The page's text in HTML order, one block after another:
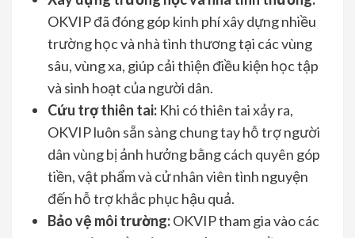
OKVIP đã đóng góp kinh phí xây dựng nhiều
trường học và nhà tình thương tại các vùng
sâu, vùng xa, giúp cải thiện điều kiện học tập
và sinh hoạt của người dân.
Cứu trợ thiên tai: Khi có thiên tai xảy ra,
OKVIP luôn sẵn sàng chung tay hỗ trợ người
dân vùng bị ảnh hưởng bằng cách quyên góp
tiền, vật phẩm và cử nhân viên tình nguyện
đến hỗ trợ khắc phục hậu quả.
Bảo vệ môi trường:OKVIP tham gia vào các